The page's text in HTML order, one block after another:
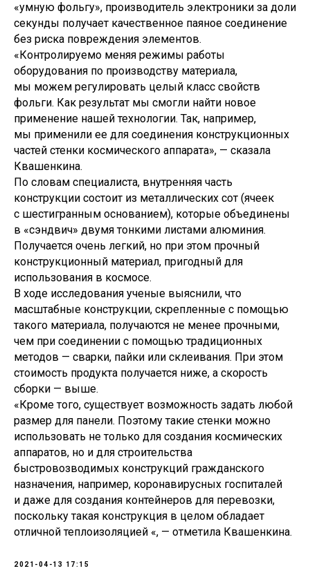
«умную фольгу», производитель электроники за доли
секунды получает качественное паяное соединение
без риска повреждения элементов.
«Контролируемо меняя режимы работы
оборудования по производству материала,
мы можем регулировать целый класс свойств
фольги. Как результат мы смогли найти новое
применение нашей технологии. Так, например,
мы применили ее для соединения конструкционных
частей стенки космического аппарата», — сказала
Квашенкина.
По словам специалиста, внутренняя часть
конструкции состоит из металлических сот (ячеек
с шестигранным основанием), которые объединены
в «сэндвич» двумя тонкими листами алюминия.
Получается очень легкий, но при этом прочный
конструкционный материал, пригодный для
использования в космосе.
В ходе исследования ученые выяснили, что
масштабные конструкции, скрепленные с помощью
такого материала, получаются не менее прочными,
чем при соединении с помощью традиционных
методов — сварки, пайки или склеивания. При этом
стоимость продукта получается ниже, а скорость
сборки — выше.
«Кроме того, существует возможность задать любой
размер для панели. Поэтому такие стенки можно
использовать не только для создания космических
аппаратов, но и для строительства
быстровозводимых конструкций гражданского
назначения, например, коронавирусных госпиталей
и даже для создания контейнеров для перевозки,
поскольку такая конструкция в целом обладает
отличной теплоизоляцией «, — отметила Квашенкина.
2021-04-13 17:15